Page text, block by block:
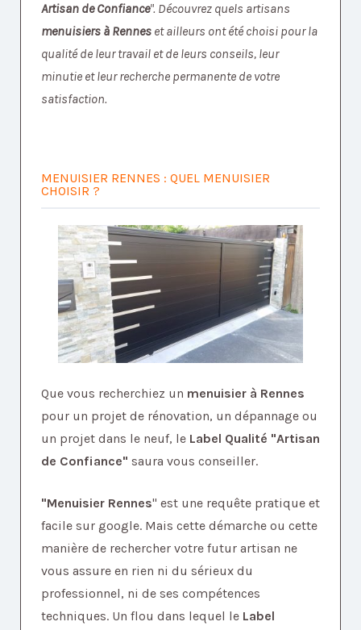
Artisan de Confiance". Découvrez quels artisans
menuisiers à Rennes et ailleurs ont été choisi pour la
qualité de leur travail et de leurs conseils, leur
minutie et leur recherche permanente de votre
satisfaction.
MENUISIER RENNES : QUEL MENUISIER
CHOISIR ?
Que vous recherchiez un menuisier à Rennes
pour un projet de rénovation, un dépannage ou
un projet dans le neuf, le Label Qualité "Artisan
de Confiance" saura vous conseiller.
"Menuisier Rennes" est une requête pratique et
facile sur google. Mais cette démarche ou cette
manière de rechercher votre futur artisan ne
vous assure en rien ni du sérieux du
professionnel, ni de ses compétences
techniques. Un flou dans lequel le Label